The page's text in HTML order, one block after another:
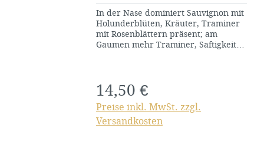
In der Nase dominiert Sauvignon mit
Holunderblüten, Kräuter, Traminer
mit Rosenblättern präsent; am
Gaumen mehr Traminer, Saftigkeit
Regulärer Preis:
14,50 €
Preise inkl. MwSt. zzgl.
Versandkosten